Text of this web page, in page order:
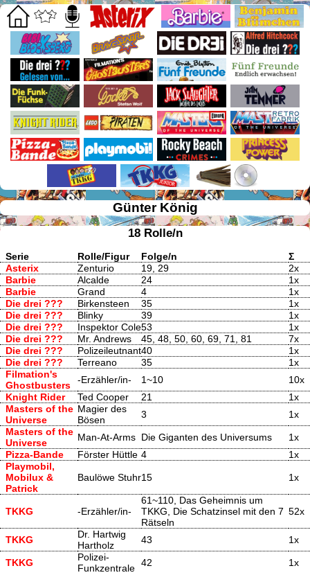
Günter König
18 Rolle/n
Serie Rolle/Figur Folge/n
Σ
Asterix
Zenturio 19, 29
2x
Barbie
Alcalde 24
1x
Barbie
Grand 4
1x
Die drei ???
Birkensteen 35
1x
Die drei ???
Blinky 39
1x
Die drei ???
Inspektor Cole53
1x
Die drei ???
Mr. Andrews 45, 48, 50, 60, 69, 71, 81
7x
Die drei ???
Polizeileutnant40
1x
Die drei ???
Terreano 35
1x
Filmation's
Ghostbusters
-Erzähler/in- 1~10
10x
Knight Rider
Ted Cooper 21
1x
Masters of the
Universe
Magier des
Bösen
3
1x
Masters of the
Universe
Man-At-Arms Die Giganten des Universums
1x
Pizza-Bande
Förster Hüttle 4
1x
Playmobil,
Mobilux &
Patrick
Baulöwe Stuhr15 1x
TKKG -Erzähler/in-
61~110, Das Geheimnis um
TKKG, Die Schatzinsel mit den 7
Rätseln
52x
TKKG
Dr. Hartwig
Hartholz
43 1x
TKKG
Polizei-
Funkzentrale 42 1x